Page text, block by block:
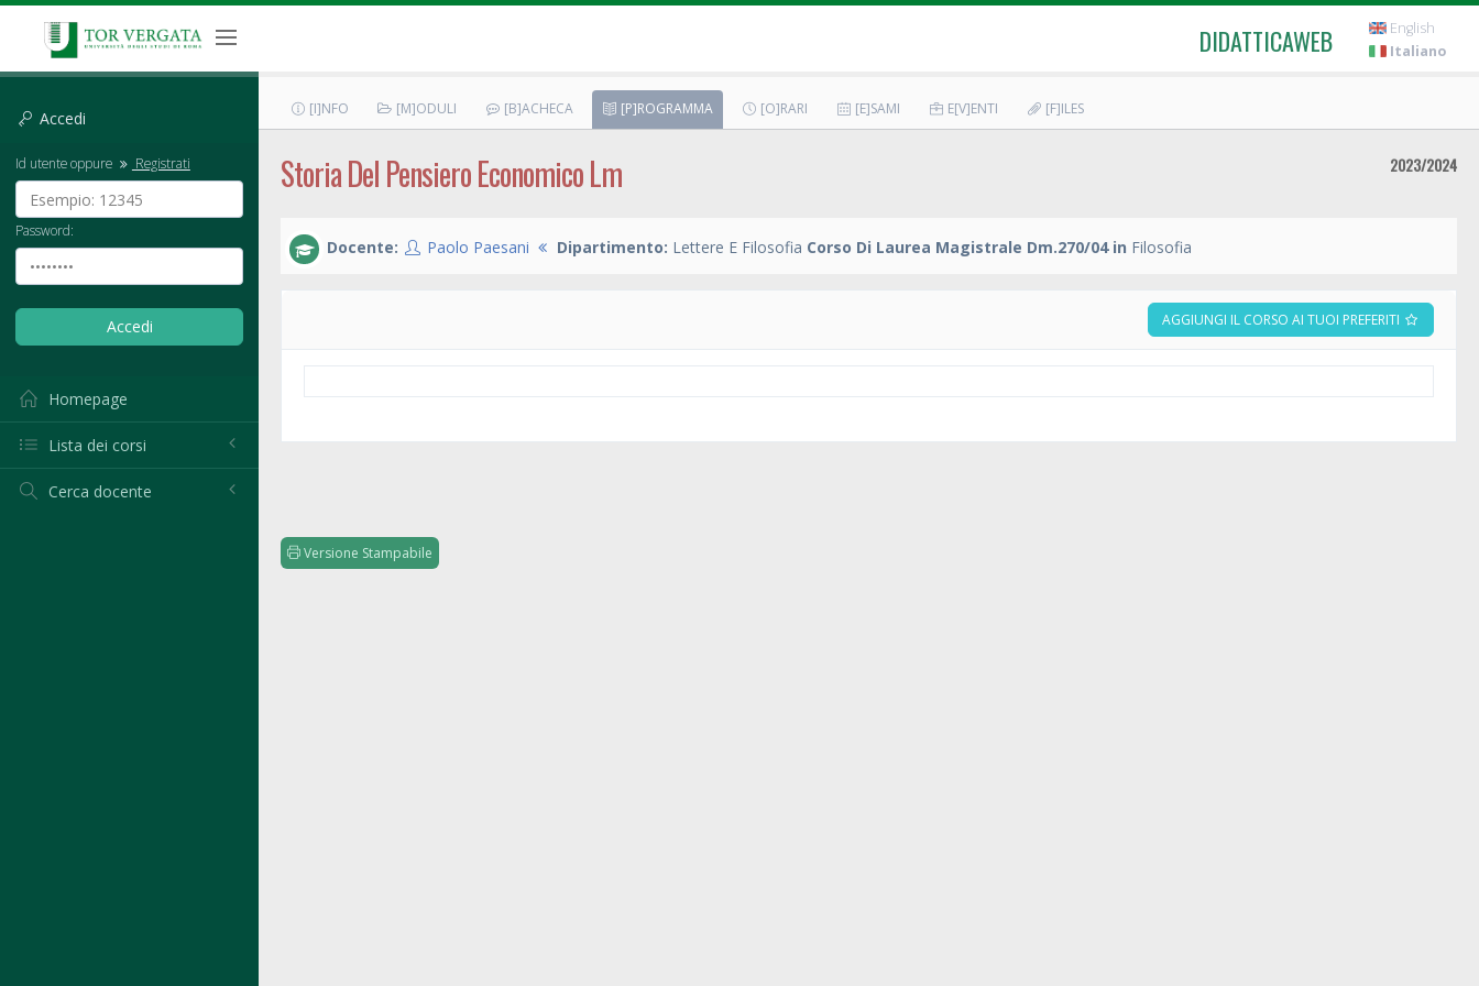
DIDATTICAWEB
English
Italiano
Accedi
Id utente oppure Registrati
Password:
Homepage
Lista dei corsi
Cerca docente
[I]NFO [M]ODULI [B]ACHECA [P]ROGRAMMA [O]RARI [E]SAMI E[V]ENTI [F]ILES
Storia Del Pensiero Economico Lm 2023/2024
Docente: Paolo Paesani Dipartimento: Lettere E Filosofia Corso Di Laurea Magistrale Dm.270/04 in Filosofia
AGGIUNGI IL CORSO AI TUOI PREFERITI
Versione Stampabile